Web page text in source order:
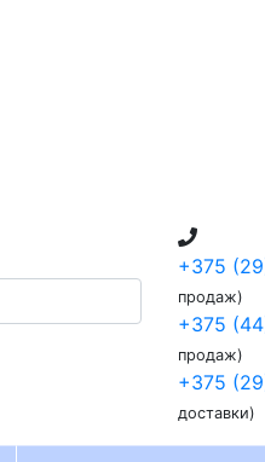
+375
продаж)
+375
продаж)
+375
доставки)